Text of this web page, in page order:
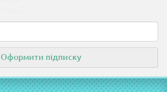
Оформити підписку